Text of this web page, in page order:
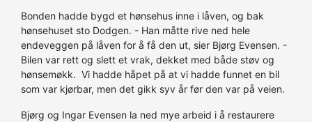
Bonden hadde bygd et hønsehus inne i låven, og bak
hønsehuset sto Dodgen. - Han måtte rive ned hele
endeveggen på låven for å få den ut, sier Bjørg Evensen. -
Bilen var rett og slett et vrak, dekket med både støv og
hønsemøkk. Vi hadde håpet på at vi hadde funnet en bil
som var kjørbar, men det gikk syv år før den var på veien.
Bjørg og Ingar Evensen la ned mye arbeid i å restaurere